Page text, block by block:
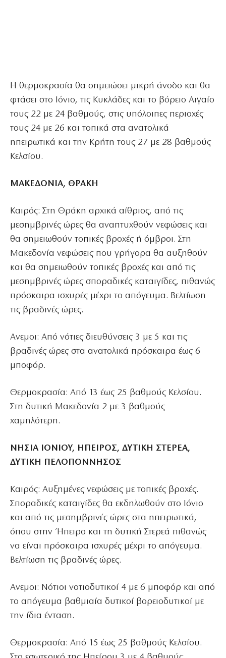
Η θερμοκρασία θα σημειώσει μικρή άνοδο και θα
φτάσει στο Ιόνιο, τις Κυκλάδες και το βόρειο Αιγαίο
τους 22 με 24 βαθμούς, στις υπόλοιπες περιοχές
τους 24 με 26 και τοπικά στα ανατολικά
ηπειρωτικά και την Κρήτη τους 27 με 28 βαθμούς
Κελσίου.
ΜΑΚΕΔΟΝΙΑ, ΘΡΑΚΗ
Καιρός: Στη Θράκη αρχικά αίθριος, από τις
μεσημβρινές ώρες θα αναπτυχθούν νεφώσεις και
θα σημειωθούν τοπικές βροχές ή όμβροι. Στη
Μακεδονία νεφώσεις που γρήγορα θα αυξηθούν
και θα σημειωθούν τοπικές βροχές και από τις
μεσημβρινές ώρες σποραδικές καταιγίδες, πιθανώς
πρόσκαιρα ισχυρές μέχρι το απόγευμα. Βελτίωση
τις βραδινές ώρες.
Ανεμοι: Από νότιες διευθύνσεις 3 με 5 και τις
βραδινές ώρες στα ανατολικά πρόσκαιρα έως 6
μποφόρ.
Θερμοκρασία: Από 13 έως 25 βαθμούς Κελσίου.
Στη δυτική Μακεδονία 2 με 3 βαθμούς
χαμηλότερη.
ΝΗΣΙΑ ΙΟΝΙΟΥ, ΗΠΕΙΡΟΣ, ΔΥΤΙΚΗ ΣΤΕΡΕΑ,
ΔΥΤΙΚΗ ΠΕΛΟΠΟΝΝΗΣΟΣ
Καιρός: Αυξημένες νεφώσεις με τοπικές βροχές.
Σποραδικές καταιγίδες θα εκδηλωθούν στο Ιόνιο
και από τις μεσημβρινές ώρες στα ηπειρωτικά,
όπου στην Ήπειρο και τη δυτική Στερεά πιθανώς
να είναι πρόσκαιρα ισχυρές μέχρι το απόγευμα.
Βελτίωση τις βραδινές ώρες.
Ανεμοι: Νότιοι νοτιοδυτικοί 4 με 6 μποφόρ και από
το απόγευμα βαθμιαία δυτικοί βορειοδυτικοί με
την ίδια ένταση.
Θερμοκρασία: Από 15 έως 25 βαθμούς Κελσίου.